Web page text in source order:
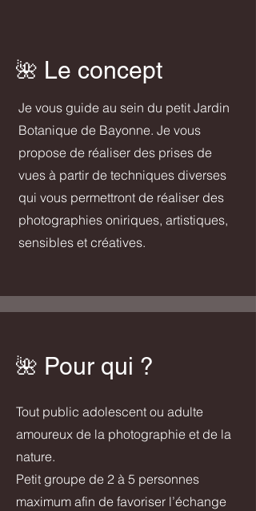
​🌺​​​ Le concept
Je vous guide au sein du petit Jardin
Botanique de Bayonne. Je vous
propose de réaliser des prises de
vues à partir de techniques diverses
qui vous permettront de réaliser des
photographies oniriques, artistiques,
sensibles et créatives.
​🌺​​ Pour qui ?
Tout public adolescent ou adulte
amoureux de la photographie et de la
nature.
Petit groupe de 2 à 5 personnes
maximum afin de favoriser l’échange